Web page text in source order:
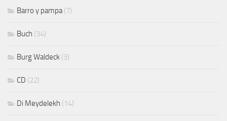
Barro y pampa(7)
Buch (34)
Burg Waldeck (3)
CD (22)
Di Meydelekh (14)